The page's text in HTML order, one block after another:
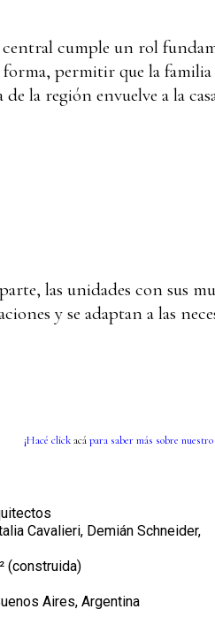
cumple un rol
forma, permitir que la
de la región envuelve a la
las unidades con sus
y se adaptan a las
¡Hacé clickacápara saber más sobre
Cavalieri, Demián Schneider,
(construida)
Aires, Argentina